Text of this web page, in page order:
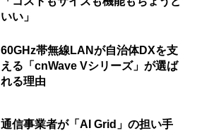
いい」
60GHz帯無線LANが自治体DXを支
える「cnWave Vシリーズ」が選ば
れる理由
通信事業者が「AI Grid」の担い手